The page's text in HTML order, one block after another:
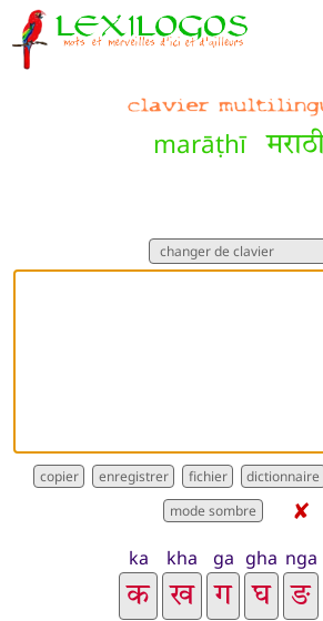
marāṭhī
dictionnaire
✘
ka
kha ga gha nga